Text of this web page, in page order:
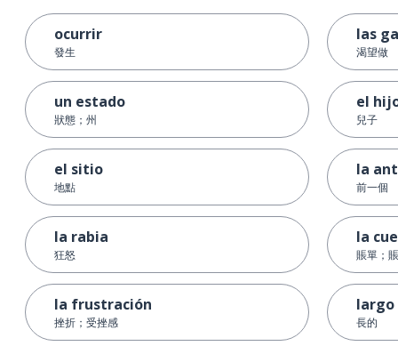
ocurrir
發生
un estado
狀態；州
el sitio
地點
la rabia
狂怒
la frustración
挫折；受挫感
las
渴望做
el
兒子
la
前一個
la
賬單；
largo
長的